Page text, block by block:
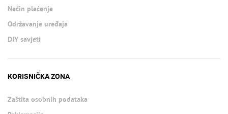
Način plaćanja
Održavanje uređaja
DIY savjeti
KORISNIČKA ZONA
Zaštita osobnih podataka